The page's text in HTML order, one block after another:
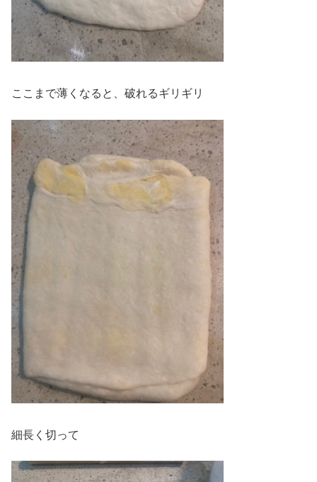
ここまで薄くなると、破れるギリギリ
細長く切って